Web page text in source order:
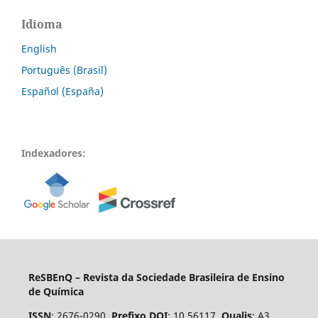
Idioma
English
Português (Brasil)
Español (España)
Indexadores:
ReSBEnQ – Revista da Sociedade Brasileira de Ensino
de Química